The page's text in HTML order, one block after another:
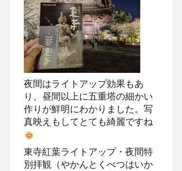
夜間はライトアップ効果もあ
り、昼間以上に五重塔の細かい
作りが鮮明にわかりました。写
真映えもしてとても綺麗ですね
東寺紅葉ライトアップ・夜間特
別拝観（やかんとくべつはいか